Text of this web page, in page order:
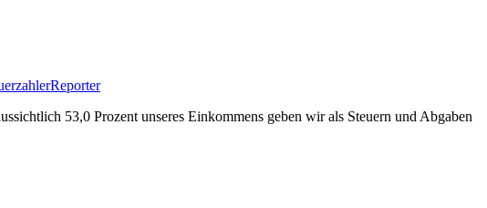
Reporter
53,0 Prozent unseres Einkommens geben wir als Steuern und Abgaben